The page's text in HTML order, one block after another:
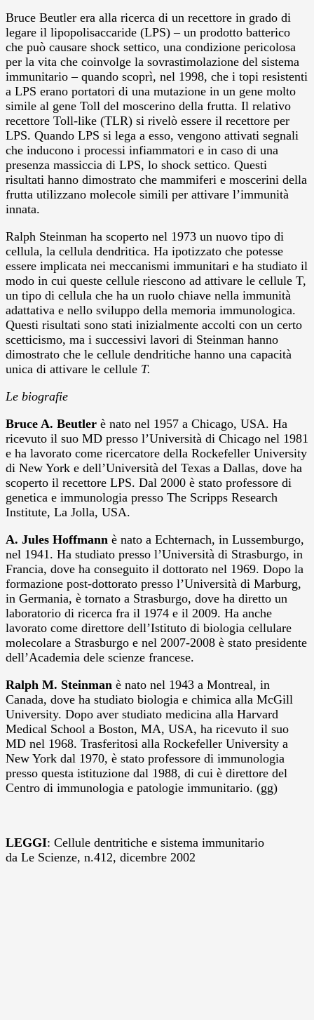
Bruce Beutler era alla ricerca di un recettore in grado di
legare il lipopolisaccaride (LPS) – un prodotto batterico
che può causare shock settico, una condizione pericolosa
per la vita che coinvolge la sovrastimolazione del sistema
immunitario – quando scoprì, nel 1998, che i topi resistenti
a LPS erano portatori di una mutazione in un gene molto
simile al gene Toll del moscerino della frutta. Il relativo
recettore Toll-like (TLR) si rivelò essere il recettore per
LPS. Quando LPS si lega a esso, vengono attivati segnali
che inducono i processi infiammatori e in caso di una
presenza massiccia di LPS, lo shock settico. Questi
risultati hanno dimostrato che mammiferi e moscerini della
frutta utilizzano molecole simili per attivare l’immunità
innata.
Ralph Steinman ha scoperto nel 1973 un nuovo tipo di
cellula, la cellula dendritica. Ha ipotizzato che potesse
essere implicata nei meccanismi immunitari e ha studiato il
modo in cui queste cellule riescono ad attivare le cellule T,
un tipo di cellula che ha un ruolo chiave nella immunità
adattativa e nello sviluppo della memoria immunologica.
Questi risultati sono stati inizialmente accolti con un certo
scetticismo, ma i successivi lavori di Steinman hanno
dimostrato che le cellule dendritiche hanno una capacità
unica di attivare le cellule T.
Le biografie
Bruce A. Beutler è nato nel 1957 a Chicago, USA. Ha
ricevuto il suo MD presso l’Università di Chicago nel 1981
e ha lavorato come ricercatore della Rockefeller University
di New York e dell’Università del Texas a Dallas, dove ha
scoperto il recettore LPS. Dal 2000 è stato professore di
genetica e immunologia presso The Scripps Research
Institute, La Jolla, USA.
A. Jules Hoffmann è nato a Echternach, in Lussemburgo,
nel 1941. Ha studiato presso l’Università di Strasburgo, in
Francia, dove ha conseguito il dottorato nel 1969. Dopo la
formazione post-dottorato presso l’Università di Marburg,
in Germania, è tornato a Strasburgo, dove ha diretto un
laboratorio di ricerca fra il 1974 e il 2009. Ha anche
lavorato come direttore dell’Istituto di biologia cellulare
molecolare a Strasburgo e nel 2007-2008 è stato presidente
dell’Academia dele scienze francese.
Ralph M. Steinman è nato nel 1943 a Montreal, in
Canada, dove ha studiato biologia e chimica alla McGill
University. Dopo aver studiato medicina alla Harvard
Medical School a Boston, MA, USA, ha ricevuto il suo
MD nel 1968. Trasferitosi alla Rockefeller University a
New York dal 1970, è stato professore di immunologia
presso questa istituzione dal 1988, di cui è direttore del
Centro di immunologia e patologie immunitario. (gg)
LEGGI: Cellule dentritiche e sistema immunitario
da Le Scienze, n.412, dicembre 2002